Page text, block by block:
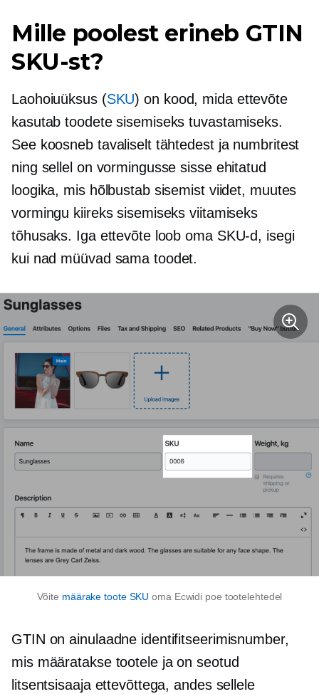
Mille poolest erineb GTIN
SKU-st?
Laohoiuüksus (SKU) on kood, mida ettevõte
kasutab toodete sisemiseks tuvastamiseks.
See koosneb tavaliselt tähtedest ja numbritest
ning sellel on vormingusse sisse ehitatud
loogika, mis hõlbustab sisemist viidet, muutes
vormingu kiireks sisemiseks viitamiseks
tõhusaks. Iga ettevõte loob oma SKU-d, isegi
kui nad müüvad sama toodet.
Võite määrake toote SKU oma Ecwidi poe tootelehtedel
GTIN on ainulaadne identifitseerimisnumber,
mis määratakse tootele ja on seotud
litsentsisaaja ettevõttega, andes sellele